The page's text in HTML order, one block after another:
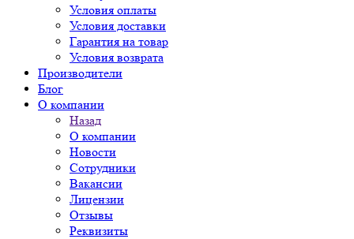
Условия оплаты
Условия доставки
Гарантия на товар
Условия возврата
Производители
Блог
О компании
Назад
О компании
Новости
Сотрудники
Вакансии
Лицензии
Отзывы
Реквизиты